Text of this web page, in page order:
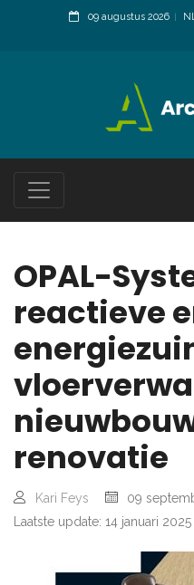
09 augustus 2026
OPAL-
reactieve
renovatie
Kari Feys
09
Laatste update: 14 januari 2025